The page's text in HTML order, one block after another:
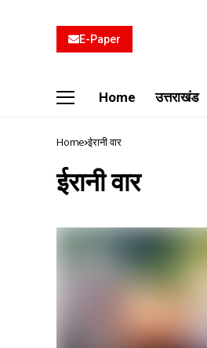
E-Paper
Home उत्तराखंड
Home ईरानी वार
ईरानी वार